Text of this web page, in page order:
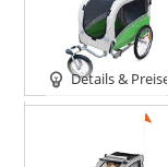
Details & Preise